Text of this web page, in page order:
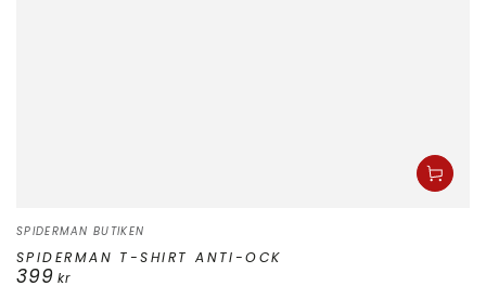
Säljare:
SPIDERMAN BUTIKEN
SPIDERMAN T-SHIRT ANTI-OCK
Ordinarie
399 kr